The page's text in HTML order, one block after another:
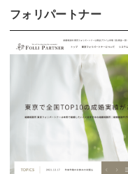
フォリパートナー